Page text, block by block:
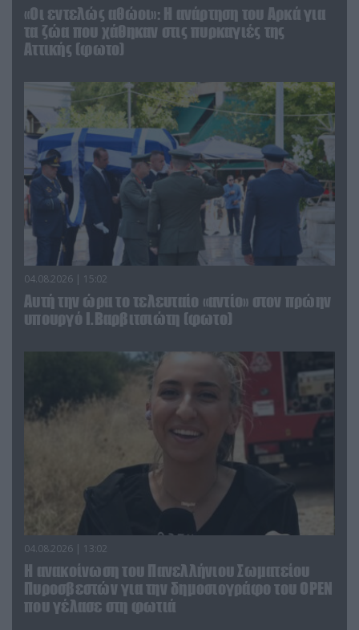
«Οι εντελώς αθώοι»: Η ανάρτηση του Αρκά για
τα ζώα που χάθηκαν στις πυρκαγιές της
Αττικής (φωτο)
04.08.2026 | 15:02
Αυτή την ώρα το τελευταίο «αντίο» στον πρώην
υπουργό Ι.Βαρβιτσιώτη (φωτο)
04.08.2026 | 13:02
Η ανακοίνωση του Πανελλήνιου Σωματείου
Πυροσβεστών για την δημοσιογράφο του OPEN
που γέλασε στη φωτιά